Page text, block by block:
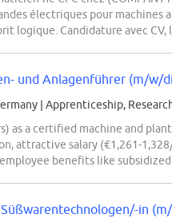
électriques pour
logique. Candidature avec
und Anlagenführer (m/w/
| Apprenticeship,
as a certified machine and
attractive salary (€1,261-
benefits like
in